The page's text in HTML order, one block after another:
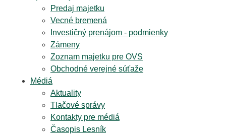
Predaj majetku
Vecné bremená
Investičný prenájom - podmienky
Zámeny
Zoznam majetku pre OVS
Obchodné verejné súťaže
Médiá
Aktuality
Tlačové správy
Kontakty pre médiá
Časopis Lesník